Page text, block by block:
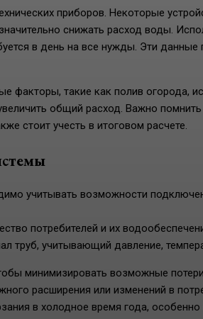
приборов. Некоторые
снижать расход воды.
в день на все нужды. Эти
факторы, такие как полив огорода,
общий расход. Важно
стоит учесть в итоговом расчете.
учитывать возможности
потребителей и их
труб, учитывающий давление,
минимизировать возможные
расширения или изменений в
в холодное время года,